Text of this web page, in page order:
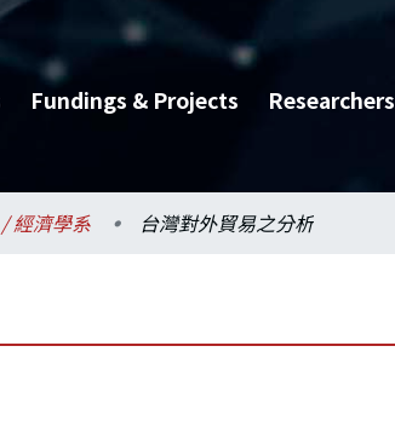
Fundings & Projects Researchers
經濟學系 台灣對外貿易之分析